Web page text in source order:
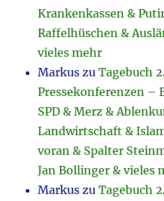
Krankenkassen &
Raffelhüschen &
vieles mehr
Markus zuTagebuch
Pressekonferenzen –
SPD & Merz &
Landwirtschaft &
voran & Spalter
Jan Bollinger & vieles
Markus zuTagebuch